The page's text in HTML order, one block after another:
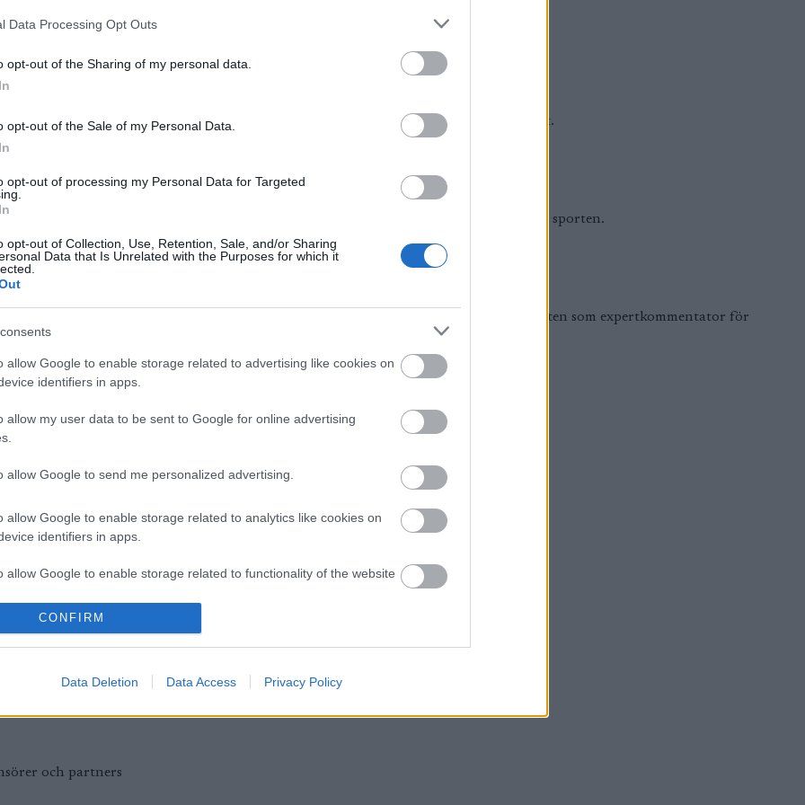
Data Processing Opt Outs
opt-out of the Sharing of my personal data.
opt-out of the Sale of my Personal Data.
opt-out of processing my Personal Data for Targeted
opt-out of Collection, Use, Retention, Sale, and/or Sharing
Data that Is Unrelated with the Purposes for which it
allow Google to enable storage related to advertising like cookies on
identifiers in apps.
allow my user data to be sent to Google for online advertising
allow Google to send me personalized advertising.
allow Google to enable storage related to analytics like cookies on
identifiers in apps.
allow Google to enable storage related to functionality of the website
allow Google to enable storage related to personalization.
allow Google to enable storage related to security, including
functionality and fraud prevention, and other user protection.
CONFIRM
Data Deletion Data Access Privacy Policy
skidskytte och traditionell längdskidåkning – både nationellt och internationellt.
intervjuer, reportage och kommentarer som ger dig en djupare förståelse för sporten.
Classics Pro Tour live med engelsk kommentering, ofta med kända namn nära sporten som expertkommentator för
till repriser och tidigare säsonger.
event samt vissa traditionella skidevent och andra outdoor-sporter.
och partners